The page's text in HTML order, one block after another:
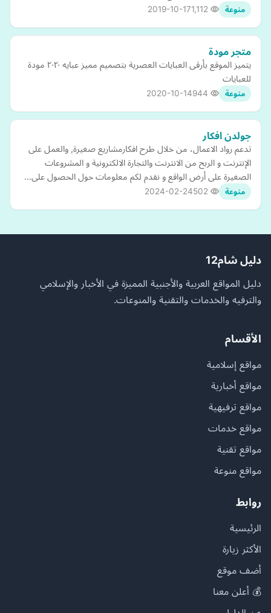
منوعة 2019-10-17
متجر مودة
يتميز الموقع بأرقى العبايات العصرية بتصميم مميز عبايه ٢٠٢٠ مودة
للعبايات
منوعة 2020-10-14
جولدن افكار
تدعم رواد الاعمال، من خلال طرح افكارمشاريع صغيرة, والعمل على
الإنترنت و الربح من الانترنت والتجارة الالكترونية و المشروعات
الصغيرة على أرض الواقع و نقدم لكم معلومات حول الحصول على…
منوعة 2024-02-24
دليل شام12
دليل المواقع العربية والأجنبية المميزة في الأخبار والإسلامي
والترفيه والخدمات والتقنية والمنوعات.
الأقسام
مواقع إسلامية
مواقع أخبارية
مواقع ترفيهية
مواقع خدمات
مواقع تقنية
مواقع منوعة
روابط
الرئيسية
الأكثر زيارة
أضف موقع
💰 أعلن معنا